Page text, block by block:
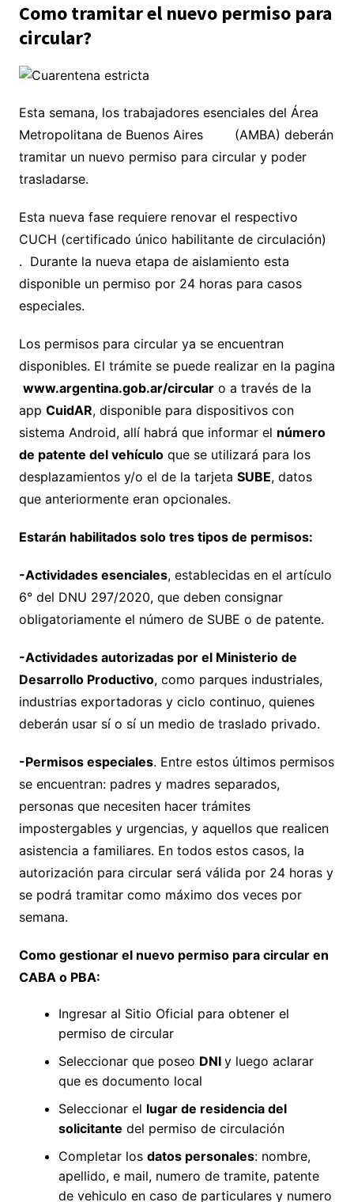
Como tramitar el nuevo permiso para
circular?
Esta semana, los trabajadores esenciales del Área
Metropolitana de Buenos Aires (AMBA) deberán
tramitar un nuevo permiso para circular y poder
trasladarse.
Esta nueva fase requiere renovar el respectivo
CUCH (certificado único habilitante de circulación)
. Durante la nueva etapa de aislamiento esta
disponible un permiso por 24 horas para casos
especiales.
Los permisos para circular ya se encuentran
disponibles. El trámite se puede realizar en la pagina
www.argentina.gob.ar/circularo a través de la
app CuidAR, disponible para dispositivos con
sistema Android, allí habrá que informar el número
de patente del vehículoque se utilizará para los
desplazamientos y/o el de la tarjeta SUBE, datos
que anteriormente eran opcionales.
Estarán habilitados solo tres tipos de permisos:
-Actividades esenciales, establecidas en el artículo
6° del DNU 297/2020, que deben consignar
obligatoriamente el número de SUBE o de patente.
-Actividades autorizadas por el Ministerio de
Desarrollo Productivo, como parques industriales,
industrias exportadoras y ciclo continuo, quienes
deberán usar sí o sí un medio de traslado privado.
-Permisos especiales. Entre estos últimos permisos
se encuentran: padres y madres separados,
personas que necesiten hacer trámites
impostergables y urgencias, y aquellos que realicen
asistencia a familiares. En todos estos casos, la
autorización para circular será válida por 24 horas y
se podrá tramitar como máximo dos veces por
semana.
Como gestionar el nuevo permiso para circular en
CABA o PBA:
Ingresar al Sitio Oficial para obtener el
permiso de circular
Seleccionar que poseo DNI y luego aclarar
que es documento local
Seleccionar el lugar de residencia del
solicitante del permiso de circulación
Completar los datos personales: nombre,
apellido, e mail, numero de tramite, patente
de vehiculo en caso de particulares y numero